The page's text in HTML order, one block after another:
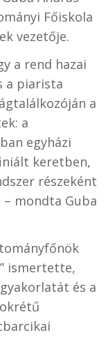
Főiskola
vezetője.
a rend hazai
a piarista
a
a
egyházi
keretben,
részeként
mondta Guba
ismertette,
és a